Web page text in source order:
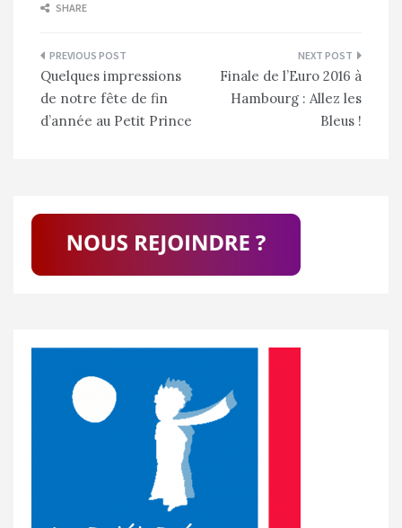
SHARE
Navigation
de
l’article
Quelques impressions
de notre fête de fin
d’année au Petit Prince
Finale de l’Euro 2016 à
Hambourg : Allez les
Bleus !